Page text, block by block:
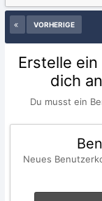
VORHERIGE
Erstelle
dich
Du musst ein
Neues